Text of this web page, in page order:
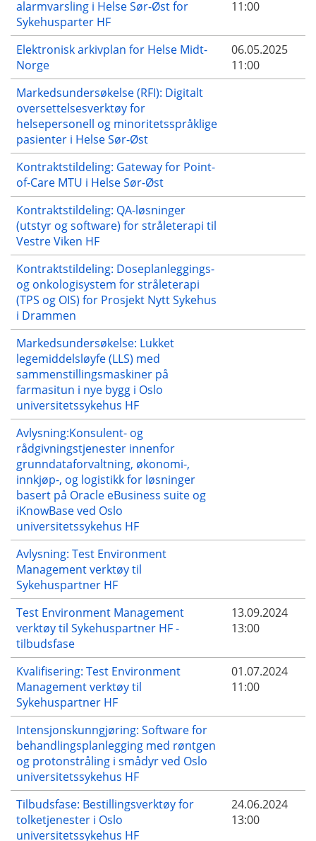
alarmvarsling i Helse Sør-Øst for
Sykehusparter HF
11:00
Elektronisk arkivplan for Helse Midt-
Norge
06.05.2025
11:00
Markedsundersøkelse (RFI): Digitalt
oversettelsesverktøy for
helsepersonell og minoritetsspråklige
pasienter i Helse Sør-Øst
Kontraktstildeling: Gateway for Point-
of-Care MTU i Helse Sør-Øst
Kontraktstildeling: QA-løsninger
(utstyr og software) for stråleterapi til
Vestre Viken HF
Kontraktstildeling: Doseplanleggings-
og onkologisystem for stråleterapi
(TPS og OIS) for Prosjekt Nytt Sykehus
i Drammen
Markedsundersøkelse: Lukket
legemiddelsløyfe (LLS) med
sammenstillingsmaskiner på
farmasitun i nye bygg i Oslo
universitetssykehus HF
Avlysning:Konsulent- og
rådgivningstjenester innenfor
grunndataforvaltning, økonomi-,
innkjøp-, og logistikk for løsninger
basert på Oracle eBusiness suite og
iKnowBase ved Oslo
universitetssykehus HF
Avlysning: Test Environment
Management verktøy til
Sykehuspartner HF
Test Environment Management
verktøy til Sykehuspartner HF -
tilbudsfase
13.09.2024
13:00
Kvalifisering: Test Environment
Management verktøy til
Sykehuspartner HF
01.07.2024
11:00
Intensjonskunngjøring: Software for
behandlingsplanlegging med røntgen
og protonstråling i smådyr ved Oslo
universitetssykehus HF
Tilbudsfase: Bestillingsverktøy for
tolketjenester i Oslo
universitetssykehus HF
24.06.2024
13:00